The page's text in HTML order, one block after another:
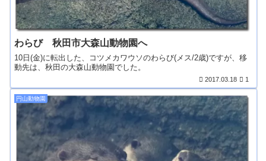
わらび 秋田市大森山動物園へ
10日(金)に転出した、コツメカワウソのわらび(メス/2歳)ですが、移
動先は、秋田の大森山動物園でした。
2017.03.18 1
円山動物園